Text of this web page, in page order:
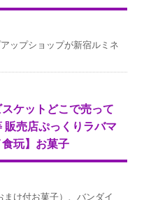
ップショップが新宿ルミネ
ケットどこで売って
販売店ぷっくりラバマ
玩】お菓子
け付お菓子）、バンダイ